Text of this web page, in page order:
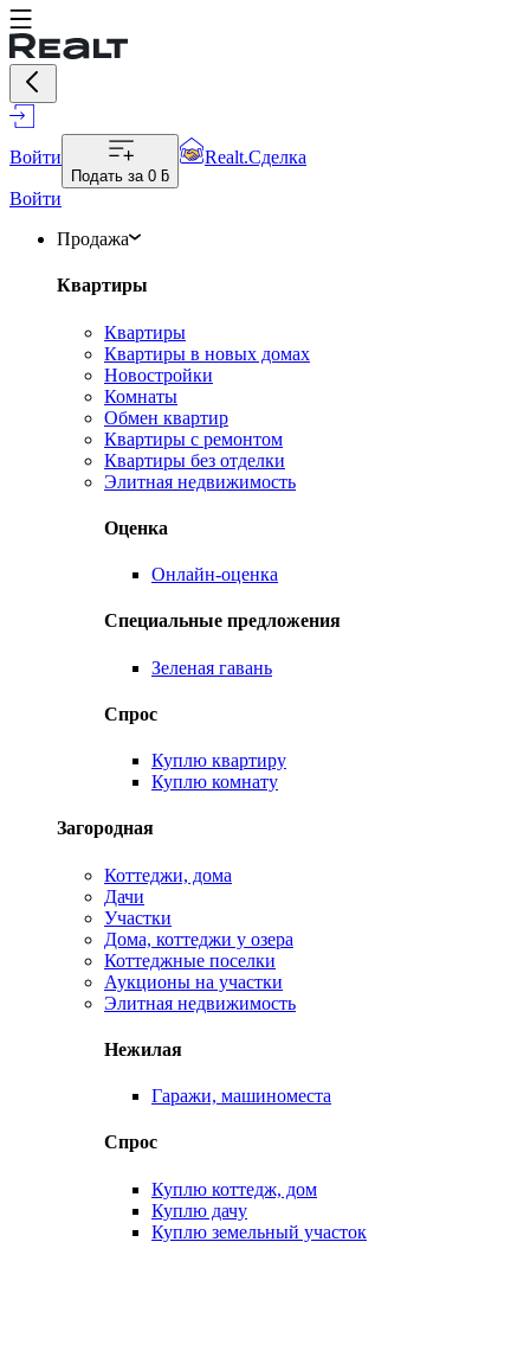
Войти
Подать за 0 ƃ
Realt.Сделка
Войти
Продажа
Квартиры
Квартиры
Квартиры в новых домах
Новостройки
Комнаты
Обмен квартир
Квартиры с ремонтом
Квартиры без отделки
Элитная недвижимость
Оценка
Онлайн-оценка
Специальные предложения
Зеленая гавань
Спрос
Куплю квартиру
Куплю комнату
Загородная
Коттеджи, дома
Дачи
Участки
Дома, коттеджи у озера
Коттеджные поселки
Аукционы на участки
Элитная недвижимость
Нежилая
Гаражи, машиноместа
Спрос
Куплю коттедж, дом
Куплю дачу
Куплю земельный участок